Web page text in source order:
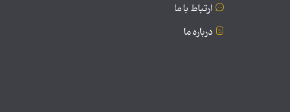
ارتباط با ما
درباره ما